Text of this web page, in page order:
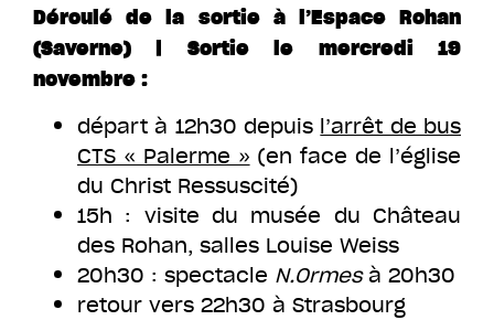
Déroulé de la sortie à l’Espace Rohan
(Saverne) | Sortie le mercredi 19
novembre :
départ à 12h30 depuis l’arrêt de bus
CTS « Palerme » (en face de l’église
du Christ Ressuscité)
15h : visite du musée du Château
des Rohan, salles Louise Weiss
20h30 : spectacle N.Ormesà 20h30
retour vers 22h30 à Strasbourg